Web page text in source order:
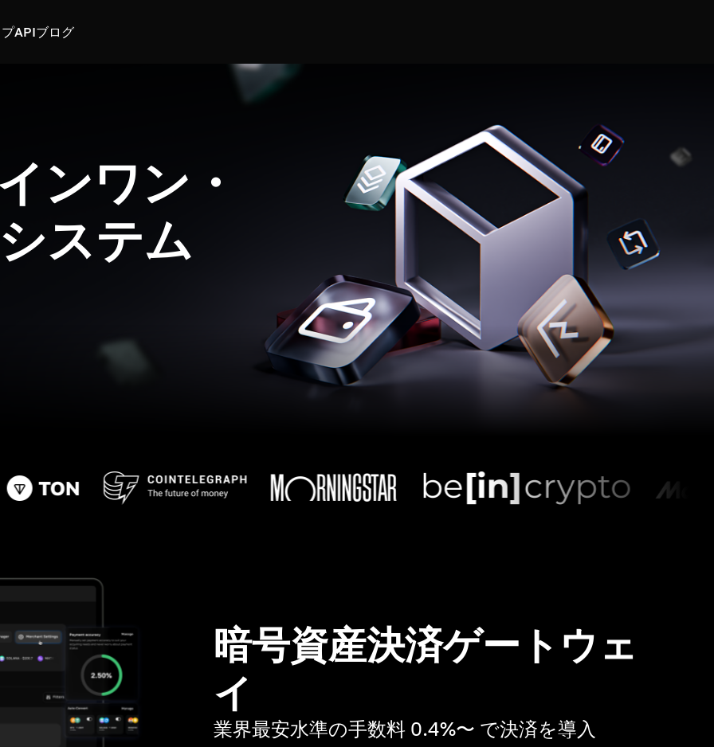
APIブログ
ンワン・
ステム
暗号資産決済ゲートウェ
イ
業界最安水準の手数料 0.4%〜 で決済を導入